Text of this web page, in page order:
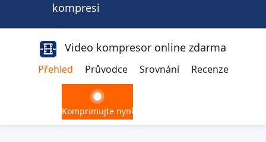
kompresi
Video kompresor online zdarma
Přehled Průvodce Srovnání Recenze
Komprimujte nyní